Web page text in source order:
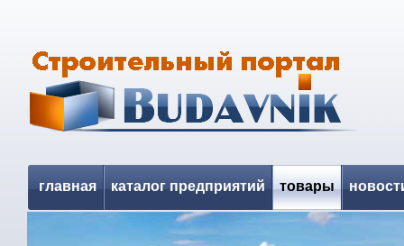
главная каталог предприятий товары